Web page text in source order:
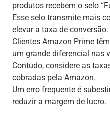
produtos recebem o selo
Esse selo transmite mais
elevar a taxa de conversão.
Clientes Amazon Prime
um grande diferencial nas
Contudo, considere as
cobradas pela Amazon.
Um erro frequente é
reduzir a margem de lucro.